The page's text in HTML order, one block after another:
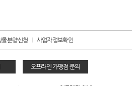
몰분양신청 사업자정보확인
오프라인 가맹점 문의